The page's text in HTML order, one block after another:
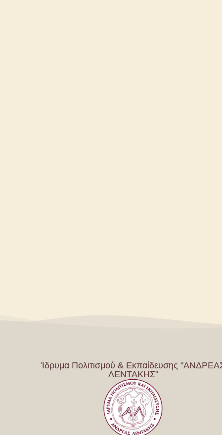
Ίδρυμα Πολιτισμού & Εκπαίδευσης
ΛΕΝΤΑΚΗΣ"